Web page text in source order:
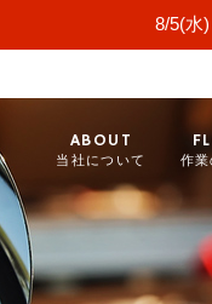
8/5(水
ABOUT
当社について 作